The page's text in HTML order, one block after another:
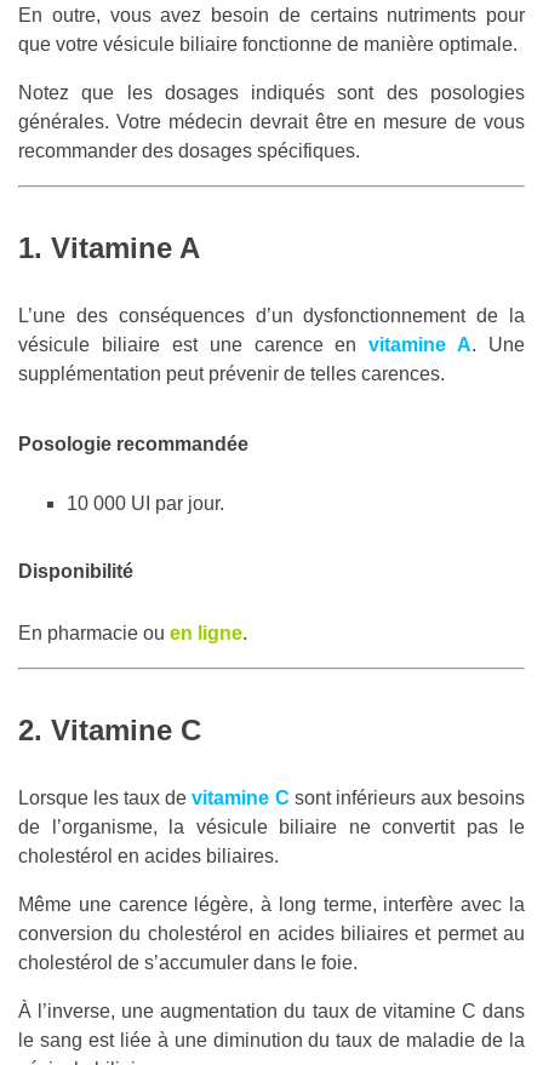
En outre, vous avez besoin de certains nutriments pour
que votre vésicule biliaire fonctionne de manière optimale.
Notez que les dosages indiqués sont des posologies
générales. Votre médecin devrait être en mesure de vous
recommander des dosages spécifiques.
1. Vitamine A
L’une des conséquences d’un dysfonctionnement de la
vésicule biliaire est une carence envitamine A. Une
supplémentation peut prévenir de telles carences.
Posologie recommandée
10 000 UI par jour.
Disponibilité
En pharmacie ou en ligne.
2. Vitamine C
Lorsque les taux devitamine C sont inférieurs aux besoins
de l’organisme, la vésicule biliaire ne convertit pas le
cholestérol en acides biliaires.
Même une carence légère, à long terme, interfère avec la
conversion du cholestérol en acides biliaires et permet au
cholestérol de s’accumuler dans le foie.
À l’inverse, une augmentation du taux de vitamine C dans
le sang est liée à une diminution du taux de maladie de la